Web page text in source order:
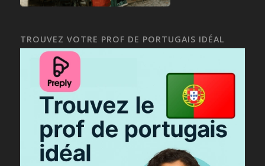
TROUVEZ VOTRE PROF DE PORTUGAIS IDÉAL